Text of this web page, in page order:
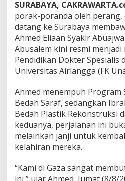
a
D
o
k
t
e
r
M
d
a
P
a
l
e
s
n
SURABAYA,
porak-poranda oleh perang,
datang ke Surabaya
Ahmed Eliaan Syakir
Abusalem kini resmi
Pendidikan Dokter Spesialis
Universitas Airlangga (FK
Ahmed menempuh Program
Bedah Saraf, sedangkan
Bedah Plastik Rekonstruksi
keduanya, perjalanan ini
melainkan janji untuk
kelahiran mereka.
“Kami di Gaza sangat
ini,” ujar Ahmed, Jumat (8/8/